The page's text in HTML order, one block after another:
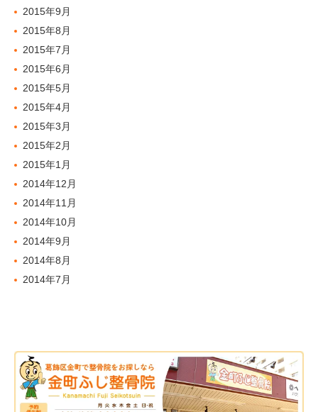
2015年9月
2015年8月
2015年7月
2015年6月
2015年5月
2015年4月
2015年3月
2015年2月
2015年1月
2014年12月
2014年11月
2014年10月
2014年9月
2014年8月
2014年7月